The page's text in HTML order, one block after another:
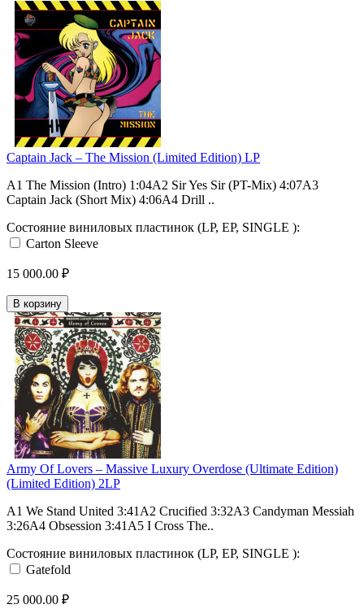
Captain Jack – The Mission (Limited Edition) LP
A1 The Mission (Intro) 1:04A2 Sir Yes Sir (PT-Mix) 4:07A3
Captain Jack (Short Mix) 4:06A4 Drill ..
Состояние виниловых пластинок (LP, EP, SINGLE ):
Carton Sleeve
15 000.00 ₽
В корзину
Army Of Lovers – Massive Luxury Overdose (Ultimate Edition)
(Limited Edition) 2LP
A1 We Stand United 3:41A2 Crucified 3:32A3 Candyman Messiah
3:26A4 Obsession 3:41A5 I Cross The..
Состояние виниловых пластинок (LP, EP, SINGLE ):
Gatefold
25 000.00 ₽